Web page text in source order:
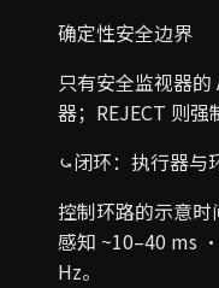
确定性安全边界
只有安全监视器的
器；REJECT 则强
⤿闭环：执行器与
控制环路的示意
感知 ~10–40 ms
Hz。